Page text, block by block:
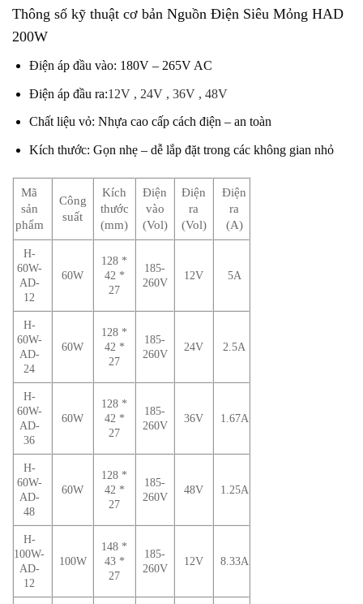
Thông số kỹ thuật cơ bản Nguồn Điện Siêu Mỏng HAD
200W
Điện áp đầu vào: 180V – 265V AC
Điện áp đầu ra:12V , 24V , 36V , 48V
Chất liệu vỏ: Nhựa cao cấp cách điện – an toàn
Kích thước: Gọn nhẹ – dễ lắp đặt trong các không gian nhỏ
Mã
sản
phẩm
Công
suất
Kích
thước
(mm)
Điện
vào
(Vol)
Điện
ra
(Vol)
Điện
ra
(A)
H-
60W-
AD-
12
60W
128 *
42 *
27
185-
260V
12V 5A
H-
60W-
AD-
24
60W
128 *
42 *
27
185-
260V
24V 2.5A
H-
60W-
AD-
36
60W
128 *
42 *
27
185-
260V
36V 1.67A
H-
60W-
AD-
48
60W
128 *
42 *
27
185-
260V
48V 1.25A
H-
100W-
AD-
12
100W
148 *
43 *
27
185-
260V
12V 8.33A